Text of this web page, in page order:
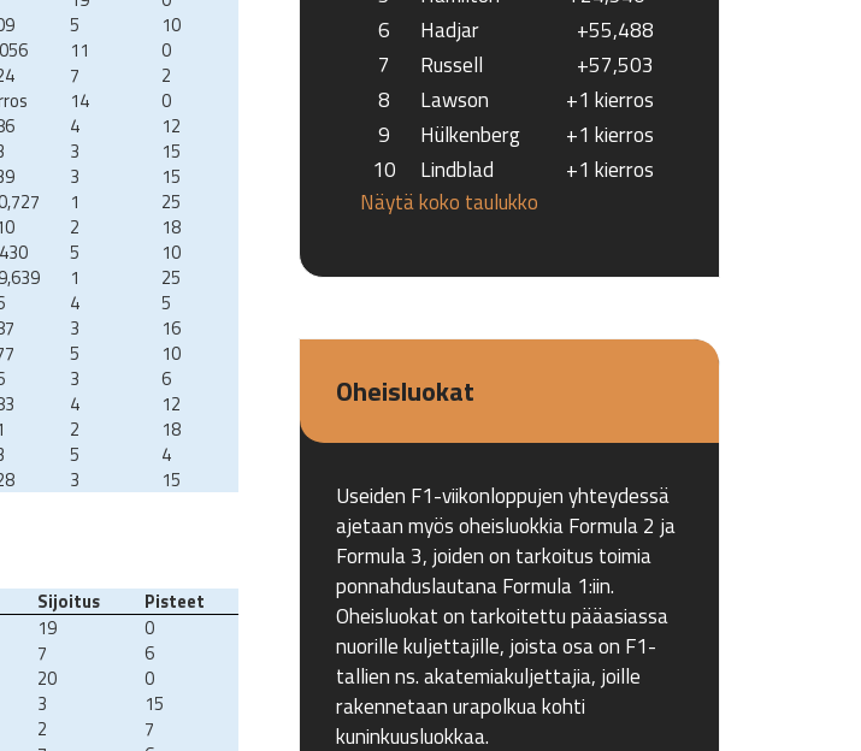
5
10
11
0
7
2
14
0
4
12
3
15
3
15
1
25
2
18
5
10
1
25
4
5
3
16
5
10
3
6
4
12
2
18
5
4
3 15
Sijoitus
Pisteet
19
0
7
6
20
0
3
15
2
7
6
Hadjar
+55,488
7
Russell
+57,503
8
Lawson
+1 kierros
9
Hülkenberg
+1 kierros
10
Lindblad
+1 kierros
Näytä koko taulukko
Oheisluokat
Useiden F1-viikonloppujen yhteydessä
ajetaan myös oheisluokkia Formula 2 ja
Formula 3, joiden on tarkoitus toimia
ponnahduslautana Formula 1:iin.
Oheisluokat on tarkoitettu pääasiassa
nuorille kuljettajille, joista osa on F1-
tallien ns. akatemiakuljettajia, joille
rakennetaan urapolkua kohti
kuninkuusluokkaa.